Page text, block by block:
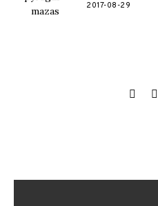
2017-08-29